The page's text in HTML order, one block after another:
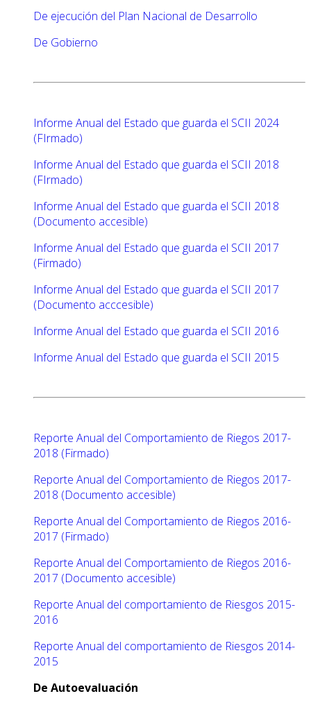
De ejecución del Plan Nacional de Desarrollo
De Gobierno
Informe Anual del Estado que guarda el SCII 2024
(FIrmado)
Informe Anual del Estado que guarda el SCII 2018
(FIrmado)
Informe Anual del Estado que guarda el SCII 2018
(Documento accesible)
Informe Anual del Estado que guarda el SCII 2017
(Firmado)
Informe Anual del Estado que guarda el SCII 2017
(Documento acccesible)
Informe Anual del Estado que guarda el SCII 2016
Informe Anual del Estado que guarda el SCII 2015
Reporte Anual del Comportamiento de Riegos 2017-
2018 (Firmado)
Reporte Anual del Comportamiento de Riegos 2017-
2018 (Documento accesible)
Reporte Anual del Comportamiento de Riegos 2016-
2017 (Firmado)
Reporte Anual del Comportamiento de Riegos 2016-
2017 (Documento accesible)
Reporte Anual del comportamiento de Riesgos 2015-
2016
Reporte Anual del comportamiento de Riesgos 2014-
2015
De Autoevaluación